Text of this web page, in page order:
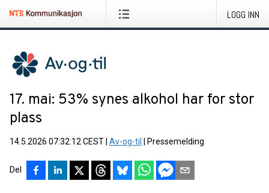
LOGG INN
17. mai: 53% synes alkohol har for stor
plass
14.5.2026 07:32:12 CEST Av-og-til Pressemelding
Del